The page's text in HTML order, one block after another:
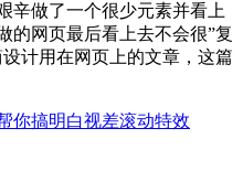
辛做了一个很少元素并看上
的网页最后看上去不会很”复
计用在网页上的文章，这篇
你搞明白视差滚动特效